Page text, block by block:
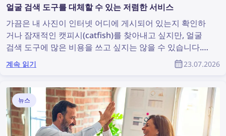
얼굴 검색 도구를 대체할 수 있는 저렴한 서비스
가끔은 내 사진이 인터넷 어디에 게시되어 있는지 확인하
거나 잠재적인 캣피시(catfish)를 찾아내고 싶지만, 얼굴
검색 도구에 많은 비용을 쓰고 싶지는 않을 수 있습니다.
합리적인 가격으로 이용할 수 있으면서도 충분히 효과적
인 얼굴 검색 서비스들을 살펴보겠습니다.
계속 읽기 23.07.2026
뉴스